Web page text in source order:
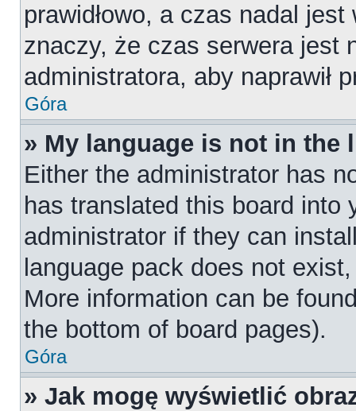
prawidłowo, a czas nadal
znaczy, że czas serwera jest
administratora, aby naprawił
Góra
» My language is not in the
Either the administrator has
has translated this board into
administrator if they can
language pack does not
More information can be
the bottom of board pages).
Góra
» Jak mogę wyświetlić